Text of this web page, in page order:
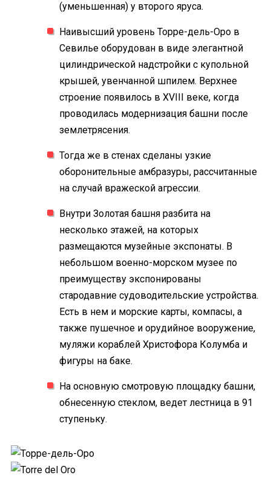
(уменьшенная) у второго яруса.
Наивысший уровень Торре-дель-Оро в
Севилье оборудован в виде элегантной
цилиндрической надстройки с купольной
крышей, увенчанной шпилем. Верхнее
строение появилось в XVIII веке, когда
проводилась модернизация башни после
землетрясения.
Тогда же в стенах сделаны узкие
оборонительные амбразуры, рассчитанные
на случай вражеской агрессии.
Внутри Золотая башня разбита на
несколько этажей, на которых
размещаются музейные экспонаты. В
небольшом военно-морском музее по
преимуществу экспонированы
стародавние судоводительские устройства.
Есть в нем и морские карты, компасы, а
также пушечное и орудийное вооружение,
муляжи кораблей Христофора Колумба и
фигуры на баке.
На основную смотровую площадку башни,
обнесенную стеклом, ведет лестница в 91
ступеньку.